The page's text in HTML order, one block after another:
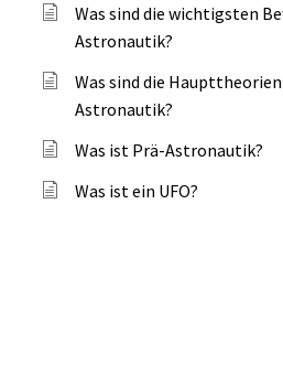
Was sind die wichtigsten
Astronautik?
Was sind die
Astronautik?
Was ist Prä-Astronautik?
Was ist ein UFO?